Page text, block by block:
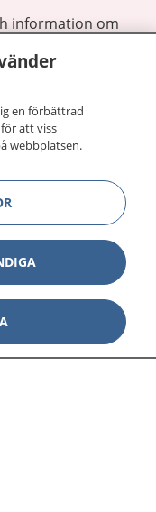
information om
göra dina
för
Show
Show
en förbättrad
att viss
webbplatsen.